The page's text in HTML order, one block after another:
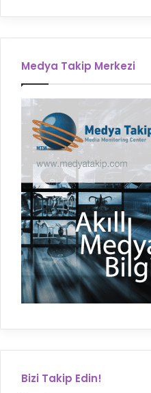
Medya Takip Merkezi
Bizi Takip Edin!